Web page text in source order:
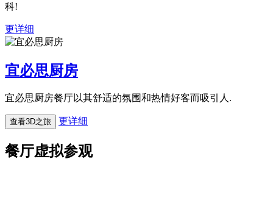
科!
更详细
宜必思厨房
宜必思厨房餐厅以其舒适的氛围和热情好客而吸引人.
查看3D之旅 更详细
餐厅虚拟参观